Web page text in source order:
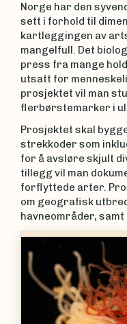
Norge har den
sett i forhold til
kartleggingen av
mangelfull. Det
press fra mange
utsatt for
prosjektet vil man
flerbørstemarker i
Prosjektet skal
strekkoder som
for å avsløre skjult
tillegg vil man
forflyttede arter.
om geografisk
havneområder,